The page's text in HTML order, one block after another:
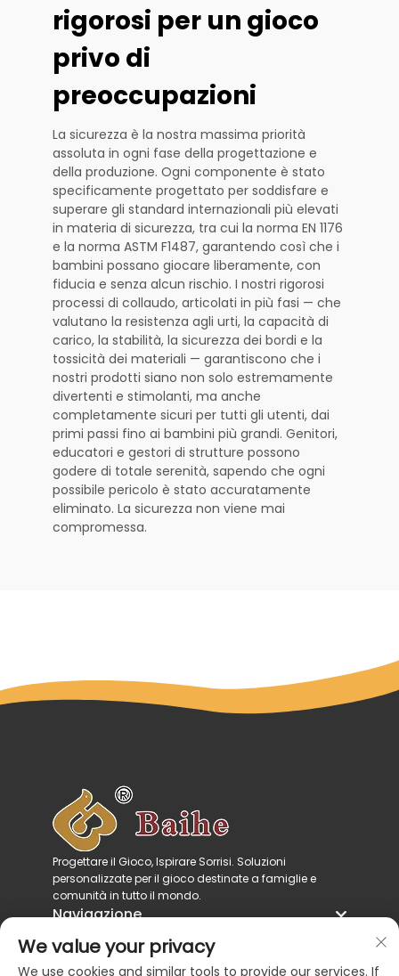
rigorosi per un gioco
privo di
preoccupazioni
La sicurezza è la nostra massima priorità
assoluta in ogni fase della progettazione e
della produzione. Ogni componente è stato
specificamente progettato per soddisfare e
superare gli standard internazionali più elevati
in materia di sicurezza, tra cui la norma EN 1176
e la norma ASTM F1487, garantendo così che i
bambini possano giocare liberamente, con
fiducia e senza alcun rischio. I nostri rigorosi
processi di collaudo, articolati in più fasi — che
valutano la resistenza agli urti, la capacità di
carico, la stabilità, la sicurezza dei bordi e la
tossicità dei materiali — garantiscono che i
nostri prodotti siano non solo estremamente
divertenti e stimolanti, ma anche
completamente sicuri per tutti gli utenti, dai
primi passi fino ai bambini più grandi. Genitori,
educatori e gestori di strutture possono
godere di totale serenità, sapendo che ogni
possibile pericolo è stato accuratamente
eliminato. La sicurezza non viene mai
compromessa.
Progettare il Gioco, Ispirare Sorrisi. Soluzioni
personalizzate per il gioco destinate a famiglie e
comunità in tutto il mondo.
Navigazione
Categorie di prodotto
Contattaci
We value your privacy
We use cookies and similar tools to provide our services. If